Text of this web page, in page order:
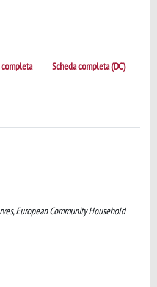
Scheda completa (DC)
European Community Household